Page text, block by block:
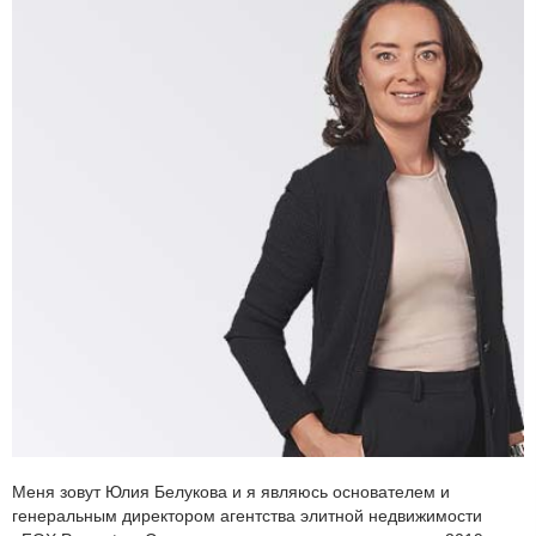
Меня зовут Юлия Белукова и я являюсь основателем и
генеральным директором агентства элитной недвижимости